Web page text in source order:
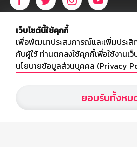
บริษัท สยามสปอร์ต ซินติเคท จำกัด (มหาชน)
เลขที่ 66/26 - 29 ซอยรามอินทรา 40
ถนนรามอินทรา แขวงนวลจันทร์
เขตบึงกุ่ม กรุงเทพฯ 10230
webmaster@siamsport.co.th
เว็บไซต์ : www.siamsport.co.th
เว็บไซต์นี้ใช้คุกกี้
เพื่อพัฒนาประสบการณ์และเพิ่มประสิ
กับผู้ใช้ ท่านตกลงใช้คุกกี้เพื่อใช้งานเ
นโยบายข้อมูลส่วนบุคคล (Privacy
ยอมรับทั้งหม